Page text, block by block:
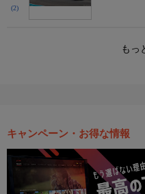
(2)
も
キャンペーン・お得な情報